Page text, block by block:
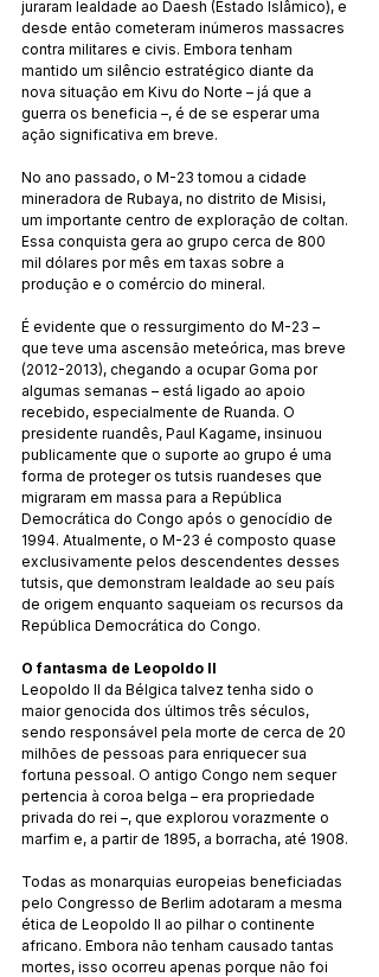
juraram lealdade ao Daesh (Estado Islâmico), e
desde então cometeram inúmeros massacres
contra militares e civis. Embora tenham
mantido um silêncio estratégico diante da
nova situação em Kivu do Norte – já que a
guerra os beneficia –, é de se esperar uma
ação significativa em breve.
No ano passado, o M-23 tomou a cidade
mineradora de Rubaya, no distrito de Misisi,
um importante centro de exploração de coltan.
Essa conquista gera ao grupo cerca de 800
mil dólares por mês em taxas sobre a
produção e o comércio do mineral.
É evidente que o ressurgimento do M-23 –
que teve uma ascensão meteórica, mas breve
(2012-2013), chegando a ocupar Goma por
algumas semanas – está ligado ao apoio
recebido, especialmente de Ruanda. O
presidente ruandês, Paul Kagame, insinuou
publicamente que o suporte ao grupo é uma
forma de proteger os tutsis ruandeses que
migraram em massa para a República
Democrática do Congo após o genocídio de
1994. Atualmente, o M-23 é composto quase
exclusivamente pelos descendentes desses
tutsis, que demonstram lealdade ao seu país
de origem enquanto saqueiam os recursos da
República Democrática do Congo.
O fantasma de Leopoldo II
Leopoldo II da Bélgica talvez tenha sido o
maior genocida dos últimos três séculos,
sendo responsável pela morte de cerca de 20
milhões de pessoas para enriquecer sua
fortuna pessoal. O antigo Congo nem sequer
pertencia à coroa belga – era propriedade
privada do rei –, que explorou vorazmente o
marfim e, a partir de 1895, a borracha, até 1908.
Todas as monarquias europeias beneficiadas
pelo Congresso de Berlim adotaram a mesma
ética de Leopoldo II ao pilhar o continente
africano. Embora não tenham causado tantas
mortes, isso ocorreu apenas porque não foi